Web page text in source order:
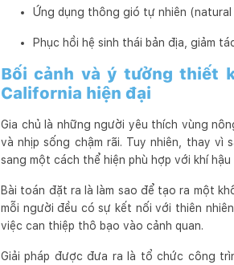
Ứng dụng thông gió tự nhiên
Phục hồi hệ sinh thái bản địa, giảm
Bối cảnh và ý tưởng thiết
California hiện đại
Gia chủ là những người yêu thích vùng
và nhịp sống chậm rãi. Tuy nhiên, thay vì
sang một cách thể hiện phù hợp với khí
Bài toán đặt ra là làm sao để tạo ra một
mỗi người đều có sự kết nối với thiên
việc can thiệp thô bạo vào cảnh quan.
Giải pháp được đưa ra là tổ chức công